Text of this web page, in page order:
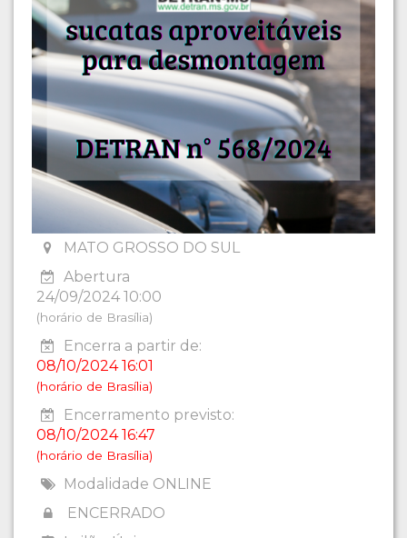
MATO GROSSO DO SUL
Abertura
24/09/2024 10:00
(horário de Brasília)
Encerra a partir de:
08/10/2024 16:01
(horário de Brasília)
Encerramento previsto:
08/10/2024 16:47
(horário de Brasília)
Modalidade ONLINE
ENCERRADO